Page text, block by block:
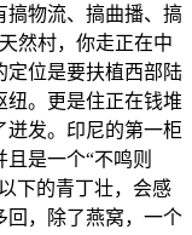
搞物流、搞曲播、搞
然村，你走正在中
定位是要扶植西部陆
纽。更是住正在钱堆
迸发。印尼的第一柜
是一个“不鸣则
下的青丁壮，会感
回，除了燕窝，一个